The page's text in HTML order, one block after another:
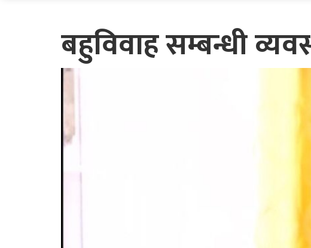
बहुविवाह सम्बन्धी